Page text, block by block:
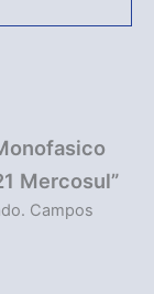
Mercosul”
Campos